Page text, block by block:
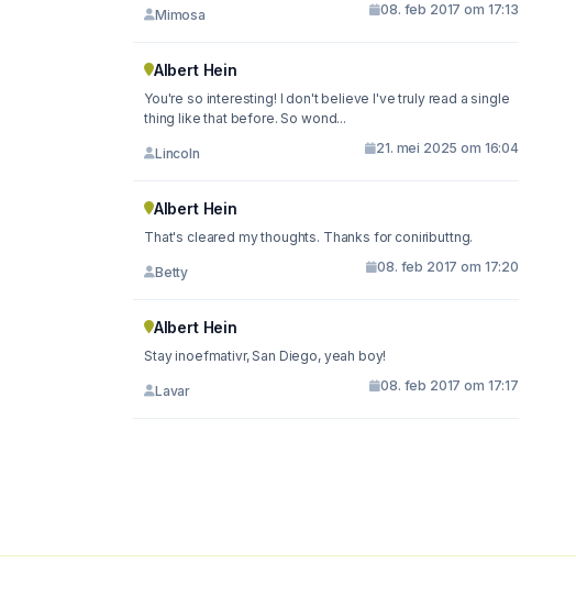
Mimosa 08. feb 2017 om 17:13
Albert Hein
You're so interesting! I don't believe I've truly read a single
thing like that before. So wond...
Lincoln 21. mei 2025 om 16:04
Albert Hein
That's cleared my thoughts. Thanks for coniributtng.
Betty 08. feb 2017 om 17:20
Albert Hein
Stay inoefmativr, San Diego, yeah boy!
Lavar 08. feb 2017 om 17:17